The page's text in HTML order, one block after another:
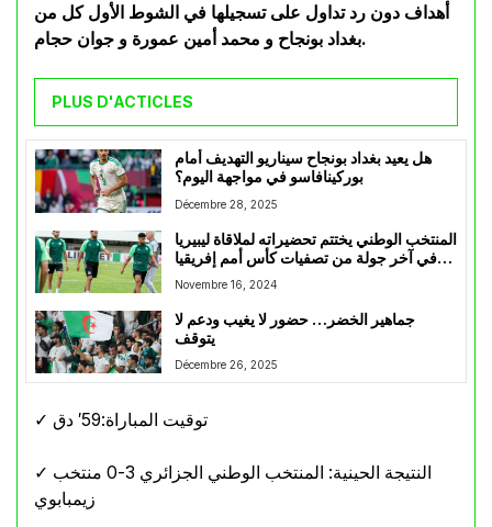
أهداف دون رد تداول على تسجيلها في الشوط الأول كل من
بغداد بونجاح و محمد أمين عمورة و جوان حجام.
PLUS D'ACTICLES
هل يعيد بغداد بونجاح سيناريو التهديف أمام
بوركينافاسو في مواجهة اليوم؟
Décembre 28, 2025
المنتخب الوطني يختتم تحضيراته لملاقاة ليبيريا
في آخر جولة من تصفيات كأس أمم إفريقيا
2025
Novembre 16, 2024
جماهير الخضر… حضور لا يغيب ودعم لا
يتوقف
Décembre 26, 2025
✓ توقيت المباراة:59′ دق
✓ النتيجة الحينية: المنتخب الوطني الجزائري 3-0 منتخب
زيمبابوي